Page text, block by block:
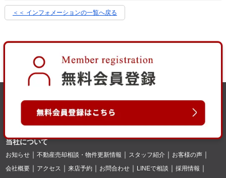
＜＜ インフォメーションの一覧へ戻る
当社について
お知らせ 不動産売却相談・物件更新情報 スタッフ紹介
お客様の声
会社概要
アクセス 来店予約 お問合わせ LINEで相談
採用情報